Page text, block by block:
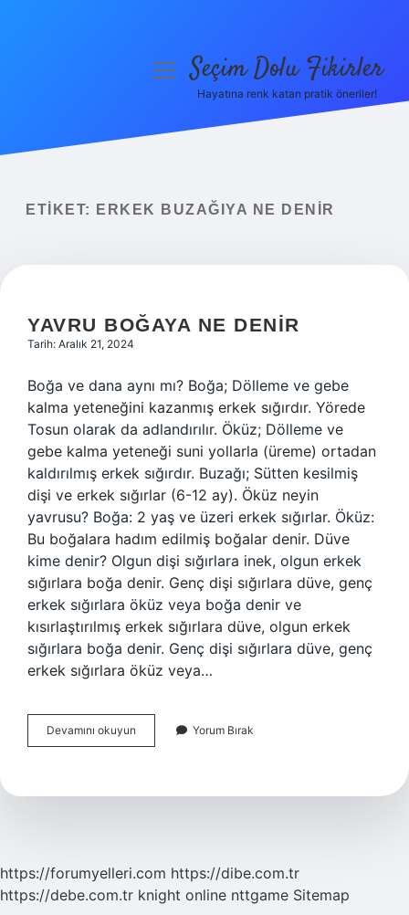
Yasal Uyarı
menüyüSeçim Dolu Fikirler
Hayatına renk katan pratik öneriler!
ETIKET: ERKEK BUZAĞIYA NE DENIR
YAVRU BOĞAYA NE DENIR
Tarih: Aralık 21, 2024
Boğa ve dana aynı mı? Boğa; Dölleme ve gebe
kalma yeteneğini kazanmış erkek sığırdır. Yörede
Tosun olarak da adlandırılır. Öküz; Dölleme ve
gebe kalma yeteneği suni yollarla (üreme) ortadan
kaldırılmış erkek sığırdır. Buzağı; Sütten kesilmiş
dişi ve erkek sığırlar (6-12 ay). Öküz neyin
yavrusu? Boğa: 2 yaş ve üzeri erkek sığırlar. Öküz:
Bu boğalara hadım edilmiş boğalar denir. Düve
kime denir? Olgun dişi sığırlara inek, olgun erkek
sığırlara boğa denir. Genç dişi sığırlara düve, genç
erkek sığırlara öküz veya boğa denir ve
kısırlaştırılmış erkek sığırlara düve, olgun erkek
sığırlara boğa denir. Genç dişi sığırlara düve, genç
erkek sığırlara öküz veya…
Devamını okuyun
Boğaya
Yorum Bırak
https://forumyelleri.com https://dibe.com.tr
https://debe.com.tr knight online nttgame Sitemap